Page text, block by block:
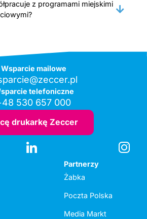
z programami miejskimi
Wsparcie mailowe
telefoniczne
530 657 000
drukarkę Zeccer
Partnerzy
Żabka
Poczta Polska
Media Markt